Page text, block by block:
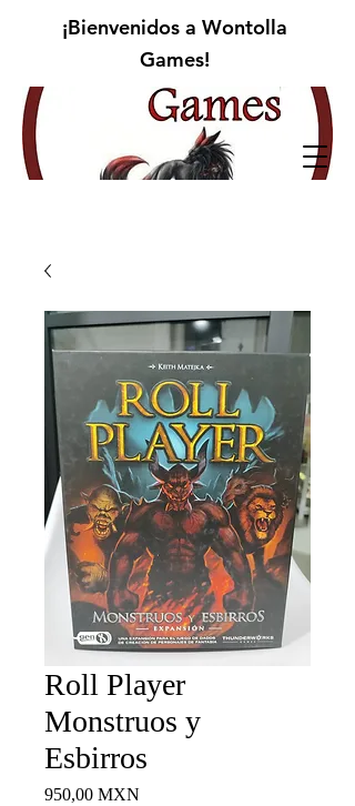
¡Bienvenidos a Wontolla
Games!
Roll Player
Monstruos y
Esbirros
950,00 MXN